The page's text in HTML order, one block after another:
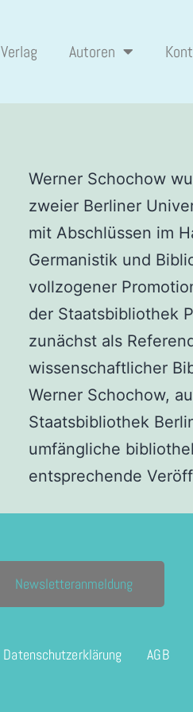
Verlag Autoren
Werner Schochow
zweier Berliner
mit Abschlüssen im
Germanistik und
vollzogener
der Staatsbibliothek
zunächst als
wissenschaftlicher
Werner Schochow,
Staatsbibliothek
umfängliche
entsprechende
Newsletteranmeldung
Datenschutzerklärung AGB